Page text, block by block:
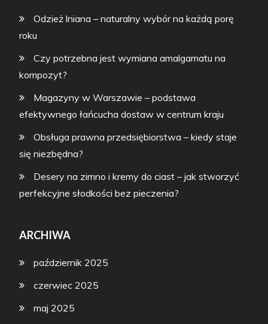
Odzież lniana – naturalny wybór na każdą porę
roku
Czy potrzebna jest wymiana amalgamatu na
kompozyt?
Magazyny w Warszawie – podstawa
efektywnego łańcucha dostaw w centrum kraju
Obsługa prawna przedsiębiorstwa – kiedy staje
się niezbędna?
Desery na zimno i kremy do ciast – jak stworzyć
perfekcyjne słodkości bez pieczenia?
ARCHIWA
październik 2025
czerwiec 2025
maj 2025